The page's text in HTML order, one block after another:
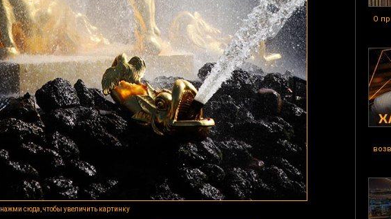
О
нажми сюда, чтобы увеличить картинку